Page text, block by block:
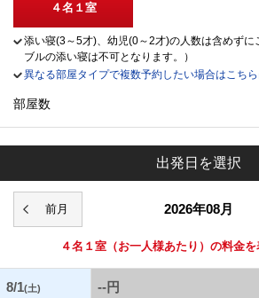
４名１室
添い寝(3～5才)、幼児(0～2才)の人数は含めずに
ブルの添い寝は不可となります。）
異なる部屋タイプで複数予約したい場合はこちら
部屋数
出発日を選択
2026年08月
４名１室 （お一人様あたり）の料金
8/1(土) --円